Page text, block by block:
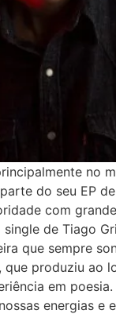
no
do seu EP
com
de Tiago
que sempre
produziu ao
em
energias